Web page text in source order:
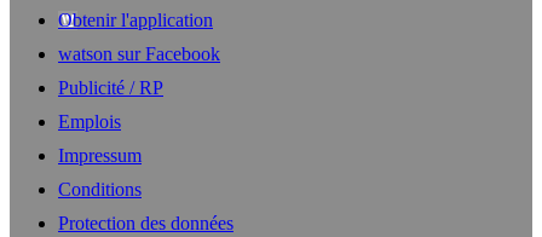
Obtenir l'application
watson sur Facebook
Publicité / RP
Emplois
Impressum
Conditions
Protection des données